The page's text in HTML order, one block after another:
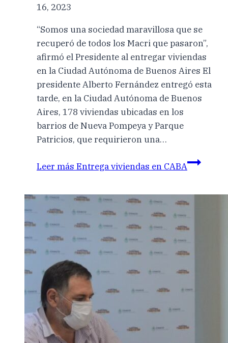
16, 2023
“Somos una sociedad maravillosa que se
recuperó de todos los Macri que pasaron”,
afirmó el Presidente al entregar viviendas
en la Ciudad Autónoma de Buenos Aires El
presidente Alberto Fernández entregó esta
tarde, en la Ciudad Autónoma de Buenos
Aires, 178 viviendas ubicadas en los
barrios de Nueva Pompeya y Parque
Patricios, que requirieron una…
Leer más Entrega viviendas en CABA